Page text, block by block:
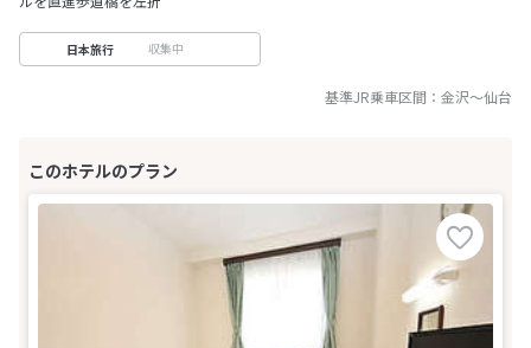
日本旅行 収集中
基準JR乗車区間： 金沢～仙台